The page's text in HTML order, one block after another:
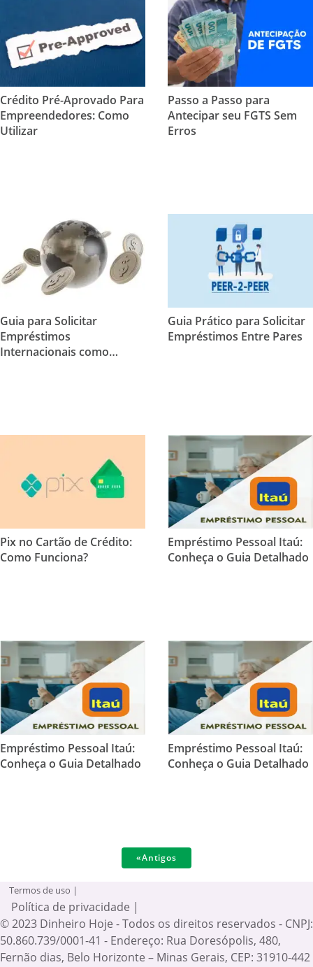
Crédito Pré-Aprovado Para
Empreendedores: Como
Utilizar
Passo a Passo para
Antecipar seu FGTS Sem
Erros
Guia para Solicitar
Empréstimos
Internacionais como
Guia Prático para Solicitar
Empréstimos Entre Pares
Pix no Cartão de Crédito:
Como Funciona?
Empréstimo Pessoal Itaú:
Conheça o Guia Detalhado
Empréstimo Pessoal Itaú:
Conheça o Guia Detalhado
Empréstimo Pessoal Itaú:
Conheça o Guia Detalhado
«Antigos
Termos de uso |
Política de privacidade |
© 2023 Dinheiro Hoje - Todos os direitos reservados - CNPJ:
50.860.739/0001-41 - Endereço: Rua Doresópolis, 480,
Fernão dias, Belo Horizonte – Minas Gerais, CEP: 31910-442